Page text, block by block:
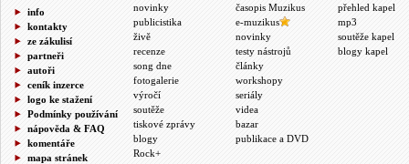
info
kontakty
ze zákulisí
partneři
autoři
ceník inzerce
logo ke stažení
Podmínky používání
nápověda & FAQ
komentáře
mapa stránek
novinky
publicistika
živě
recenze
song dne
fotogalerie
výročí
soutěže
tiskové zprávy
blogy
Rock+
časopis Muzikus
e-muzikus
novinky
testy nástrojů
články
workshopy
seriály
videa
bazar
publikace a DVD
přehled kapel
mp3
soutěže kapel
blogy kapel